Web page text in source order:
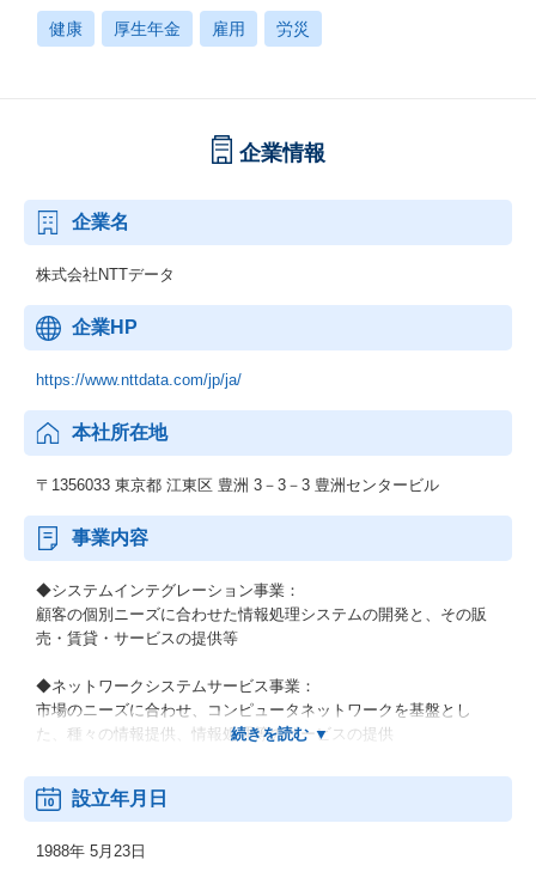
健康 厚生年金 雇用 労災
企業情報
企業名
株式会社NTTデータ
企業HP
https://www.nttdata.com/jp/ja/
本社所在地
〒1356033 東京都 江東区 豊洲 3－3－3 豊洲センタービル
事業内容
◆システムインテグレーション事業：
顧客の個別ニーズに合わせた情報処理システムの開発と、その販
売・賃貸・サービスの提供等
◆ネットワークシステムサービス事業：
市場のニーズに合わせ、コンピュータネットワークを基盤とし
た、種々の情報提供、情報処理等のサービスの提供
◆その他の事業：
顧客の経営上の問題点に係わる調査・分析、情報処理システムの
設立年月日
1988年 5月23日